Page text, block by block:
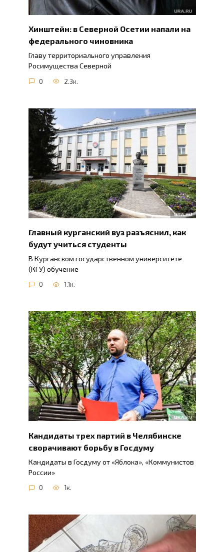
Хинштейн: в Северной Осетии напали на
федерального чиновника
Главу территориального управления
Росимущества Северной
0 2.3к.
Главный курганский вуз разъяснил, как
будут учиться студенты
В Курганском государственном университете
(КГУ) обучение
0 1.1к.
Кандидаты трех партий в Челябинске
сворачивают борьбу в Госдуму
Кандидаты в Госдуму от «Яблока», «Коммунистов
России»
0 1к.